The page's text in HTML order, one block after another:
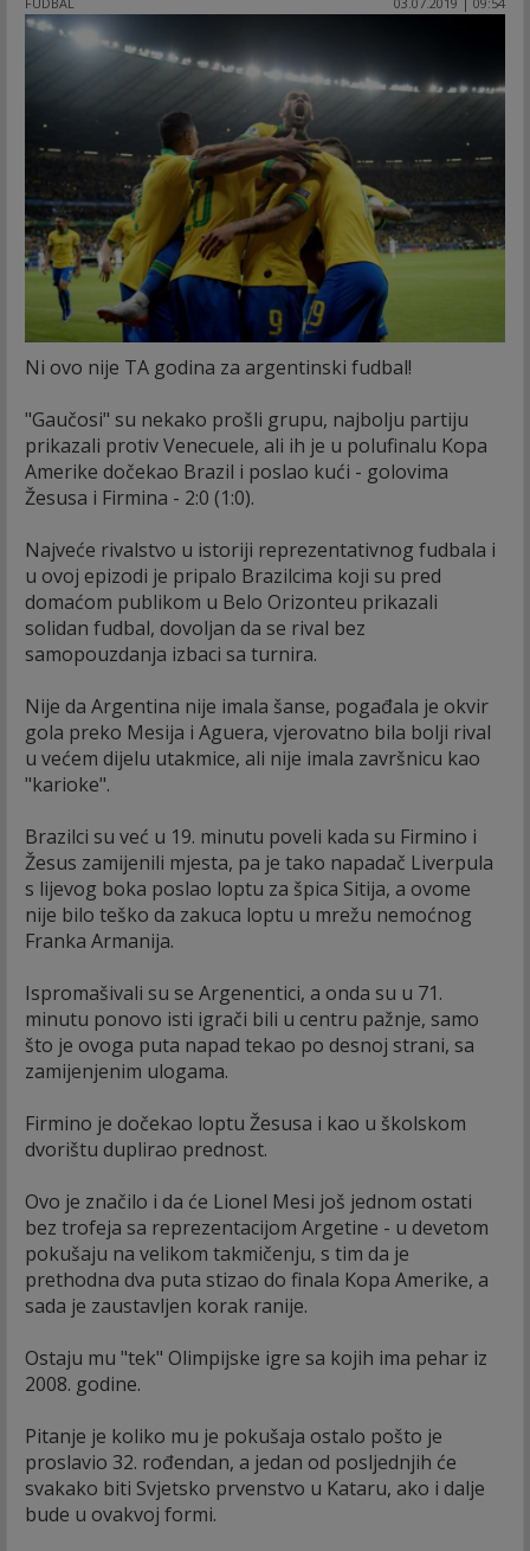
Ni ovo nije TA godina za argentinski fudbal!
"Gaučosi" su nekako prošli grupu, najbolju partiju
prikazali protiv Venecuele, ali ih je u polufinalu Kopa
Amerike dočekao Brazil i poslao kući - golovima
Žesusa i Firmina - 2:0 (1:0).
Najveće rivalstvo u istoriji reprezentativnog fudbala i
u ovoj epizodi je pripalo Brazilcima koji su pred
domaćom publikom u Belo Orizonteu prikazali
solidan fudbal, dovoljan da se rival bez
samopouzdanja izbaci sa turnira.
Nije da Argentina nije imala šanse, pogađala je okvir
gola preko Mesija i Aguera, vjerovatno bila bolji rival
u većem dijelu utakmice, ali nije imala završnicu kao
"karioke".
Brazilci su već u 19. minutu poveli kada su Firmino i
Žesus zamijenili mjesta, pa je tako napadač Liverpula
s lijevog boka poslao loptu za špica Sitija, a ovome
nije bilo teško da zakuca loptu u mrežu nemoćnog
Franka Armanija.
Ispromašivali su se Argenentici, a onda su u 71.
minutu ponovo isti igrači bili u centru pažnje, samo
što je ovoga puta napad tekao po desnoj strani, sa
zamijenjenim ulogama.
Firmino je dočekao loptu Žesusa i kao u školskom
dvorištu duplirao prednost.
Ovo je značilo i da će Lionel Mesi još jednom ostati
bez trofeja sa reprezentacijom Argetine - u devetom
pokušaju na velikom takmičenju, s tim da je
prethodna dva puta stizao do finala Kopa Amerike, a
sada je zaustavljen korak ranije.
Ostaju mu "tek" Olimpijske igre sa kojih ima pehar iz
2008. godine.
Pitanje je koliko mu je pokušaja ostalo pošto je
proslavio 32. rođendan, a jedan od posljednjih će
svakako biti Svjetsko prvenstvo u Kataru, ako i dalje
bude u ovakvoj formi.